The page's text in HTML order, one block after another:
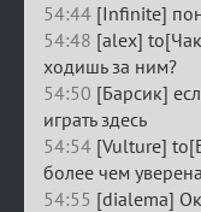
54:44 [Infinite]
54:48 [alex]
ходишь за ним?
54:50 [Барсик]
играть здесь
54:54 [Vulture]
более чем
54:55 [dialema]